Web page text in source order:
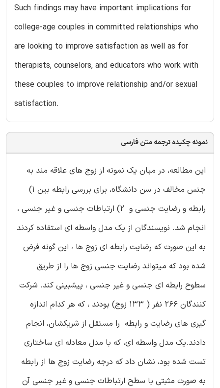
Such findings may have important implications for
college-age couples in committed relationships who
are looking to improve satisfaction as well as for
therapists, counselors, and educators who work with
these couples to improve relationship and/or sexual
satisfaction.
نمونه چکیده ترجمه متن فارسی
این مطالعه، در میان یک نمونه از زوج های علاقه مند به
جنس مخالف در سن دانشگاه، برای بررسی رابطه بین 1)
رابطه و رضایت جنسی و 2) ارتباطات جنسی و غیر جنسی ،
انجام شد. نویسندگان از یک مدل واسطه ای استفاده کردند
به این صورت که رضایت رابطه ای زوج ها ، این گونه فرض
شده بود که میتواند رضایت جنسی زوج ها را از طریق
سطوح رابطه ای جنسی و غیر جنسی ، پیشبینی کند. شرکت
کنندگان 266 نفر ( 133 زوج) بودند ، که هر کدام اندازه
گیری های رضایت و رابطه را مستقل از شریکشان، انجام
دادند.یک مدل واسطه ای، که با مدل معادله ای ساختاری
تست شده بود، نشان داد که درجه رضایت زوج ها از رابطه
به صورت مثبتی با سطح ارتباطات جنسی و غیر جنسی آن